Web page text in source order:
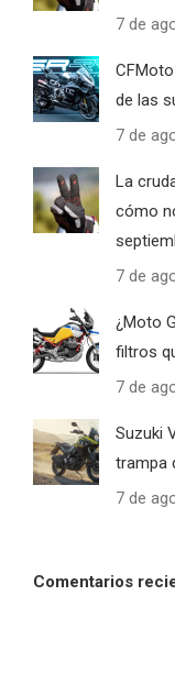
7 de
de las
7 de
La
cómo
7 de
¿Moto
filtros
7 de
Suzuki
trampa
7 de
Comentarios